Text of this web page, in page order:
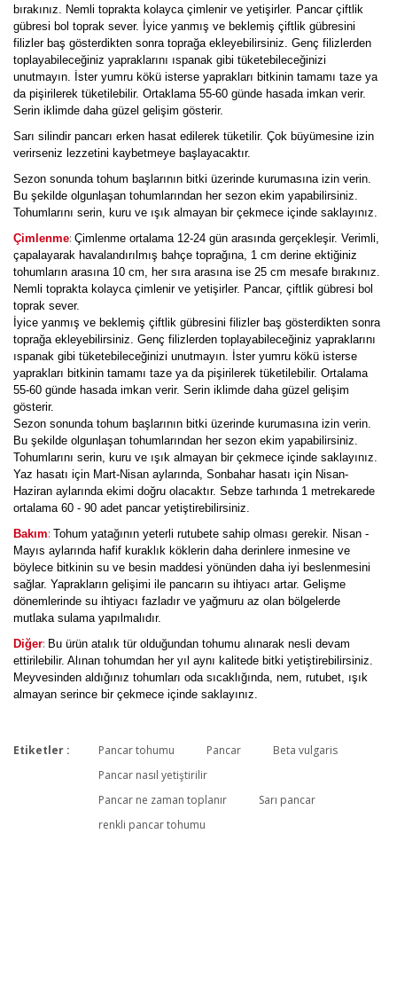
bırakınız. Nemli toprakta kolayca çimlenir ve yetişirler. Pancar çiftlik
gübresi bol toprak sever. İyice yanmış ve beklemiş çiftlik gübresini
filizler baş gösterdikten sonra toprağa ekleyebilirsiniz. Genç filizlerden
toplayabileceğiniz yapraklarını ıspanak gibi tüketebileceğinizi
unutmayın. İster yumru kökü isterse yaprakları bitkinin tamamı taze ya
da pişirilerek tüketilebilir. Ortaklama 55-60 günde hasada imkan verir.
Serin iklimde daha güzel gelişim gösterir.
Sarı silindir pancarı erken hasat edilerek tüketilir. Çok büyümesine izin
verirseniz lezzetini kaybetmeye başlayacaktır.
Sezon sonunda tohum başlarının bitki üzerinde kurumasına izin verin.
Bu şekilde olgunlaşan tohumlarından her sezon ekim yapabilirsiniz.
Tohumlarını serin, kuru ve ışık almayan bir çekmece içinde saklayınız.
Çimlenme: Çimlenme ortalama 12-24 gün arasında gerçekleşir. Verimli,
çapalayarak havalandırılmış bahçe toprağına, 1 cm derine ektiğiniz
tohumların arasına 10 cm, her sıra arasına ise 25 cm mesafe bırakınız.
Nemli toprakta kolayca çimlenir ve yetişirler. Pancar, çiftlik gübresi bol
toprak sever.
İyice yanmış ve beklemiş çiftlik gübresini filizler baş gösterdikten sonra
toprağa ekleyebilirsiniz. Genç filizlerden toplayabileceğiniz yapraklarını
ıspanak gibi tüketebileceğinizi unutmayın. İster yumru kökü isterse
yaprakları bitkinin tamamı taze ya da pişirilerek tüketilebilir. Ortalama
55-60 günde hasada imkan verir. Serin iklimde daha güzel gelişim
gösterir.
Sezon sonunda tohum başlarının bitki üzerinde kurumasına izin verin.
Bu şekilde olgunlaşan tohumlarından her sezon ekim yapabilirsiniz.
Tohumlarını serin, kuru ve ışık almayan bir çekmece içinde saklayınız.
Yaz hasatı için Mart-Nisan aylarında, Sonbahar hasatı için Nisan-
Haziran aylarında ekimi doğru olacaktır. Sebze tarhında 1 metrekarede
ortalama 60 - 90 adet pancar yetiştirebilirsiniz.
Bakım: Tohum yatağının yeterli rutubete sahip olması gerekir. Nisan -
Mayıs aylarında hafif kuraklık köklerin daha derinlere inmesine ve
böylece bitkinin su ve besin maddesi yönünden daha iyi beslenmesini
sağlar. Yaprakların gelişimi ile pancarın su ihtiyacı artar. Gelişme
dönemlerinde su ihtiyacı fazladır ve yağmuru az olan bölgelerde
mutlaka sulama yapılmalıdır.
Diğer: Bu ürün atalık tür olduğundan tohumu alınarak nesli devam
ettirilebilir. Alınan tohumdan her yıl aynı kalitede bitki yetiştirebilirsiniz.
Meyvesinden aldığınız tohumları oda sıcaklığında, nem, rutubet, ışık
almayan serince bir çekmece içinde saklayınız.
Bu ürüne ilk yorumu siz yapın!
Yorum Yaz
Etiketler : Pancar tohumu Pancar
Beta vulgaris
Pancar nasıl yetiştirilir
Pancar ne zaman toplanır
Sarı pancar
renkli pancar tohumu